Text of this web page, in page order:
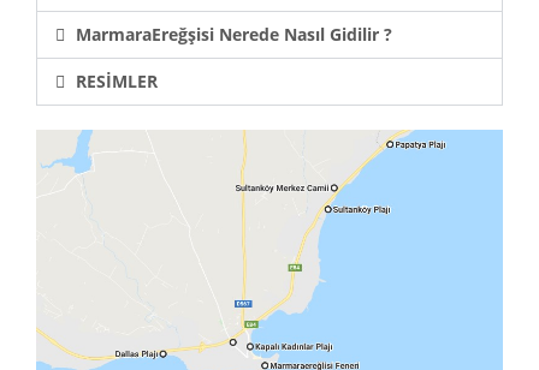
MarmaraEreğşisi Nerede Nasıl Gidilir ?
RESİMLER